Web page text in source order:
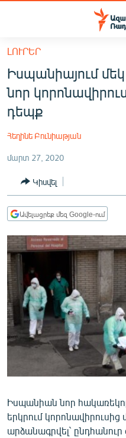
Մատչելիության
հիմնական
բովանդակությանը
Անցնել
հիմնական
մենյուին
ՀԱՅԱՍՏԱՆ
ՔԱՂԱՔԱԿԱՆ
ՏՆՏԵՍՈՒԹՅՈՒՆ
ՂԱՐԱԲԱՂ
ՏԱՐԱԾԱՇՐՋԱՆ
ՄԻՋԱԶԳԱՅԻՆ
ՄՇԱԿՈՒՅԹ
ՍՊՈՐՏ
ՄԵԿՆԱԲԱՆՈՒԹՅՈՒՆ
ՏՏ ԵՒ ԻՆՏԵՐՆԵՏ
ԱՐԽԻՎ
ՏԵՍԱՆՅՈՒԹԵՐ
ԼՈՒՐԵՐ
Իսպանիայում մեկ
նոր
դեպք
Հեղինե Բունիաթյան
մարտ 27, 2020
Կիսվել
Ավելացրեք մեզ Google-ում
Իսպանիան նոր
երկրում
արձանագրվել` ընդհանուր